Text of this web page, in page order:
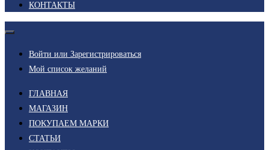
КОНТАКТЫ
Войти или Зарегистрироваться
Мой список желаний
ГЛАВНАЯ
МАГАЗИН
ПОКУПАЕМ МАРКИ
СТАТЬИ